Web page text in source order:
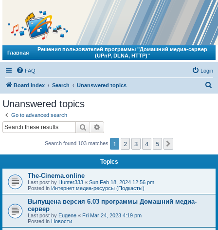
Главная
Решения пользователей программы "Домашний медиа-сервер
(UPnP, DLNA, HTTP)"
FAQ Login
Board index Search Unanswered topics
Unanswered topics
Go to advanced search
Search
Search found 103 matches 1 2 3 4 5
Topics
The-Cinema.online
Last post by Hunter333 « Sun Feb 18, 2024 12:56 pm
Posted in Интернет медиа-ресурсы (Подкасты)
Выпущена версия 6.03 программы Домашний медиа-
сервер
Last post by Eugene « Fri Mar 24, 2023 4:19 pm
Posted in Новости